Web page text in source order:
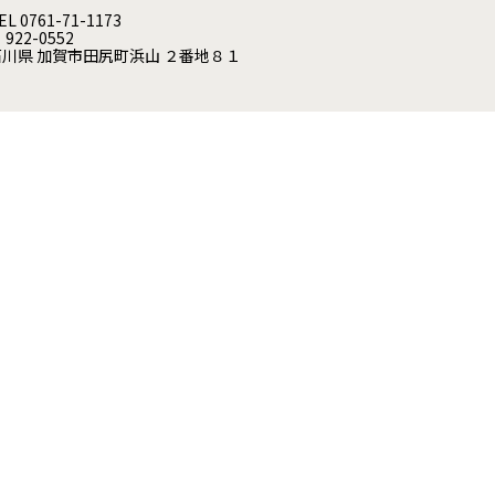
0761-71-1173
922-0552
県 加賀市田尻町浜山 ２番地８１